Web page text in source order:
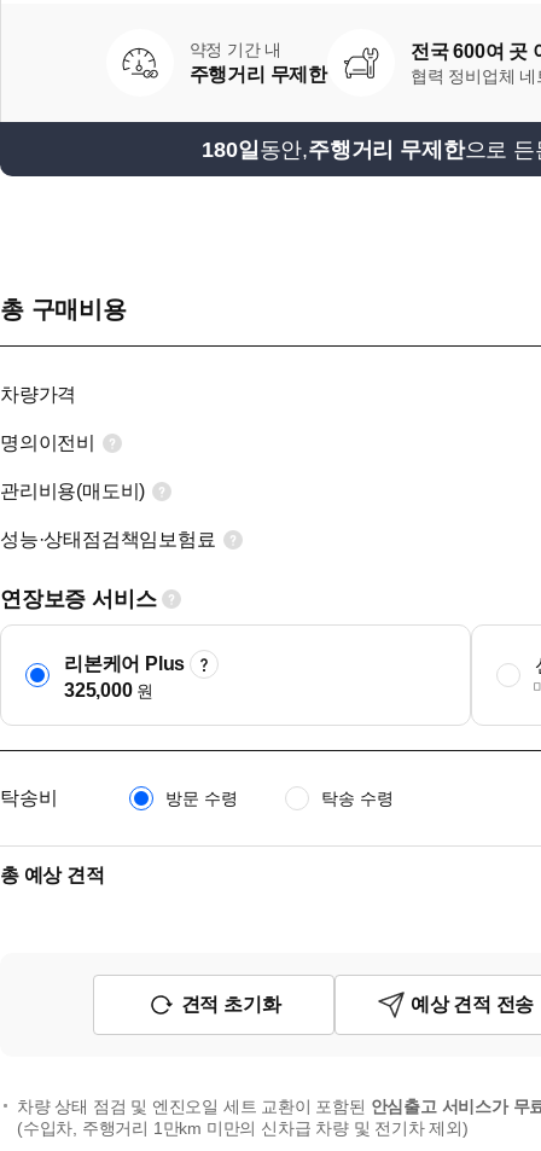
약정 기간 내
주행거리 무제한
전국 600여 곳
협력 정비업체 네
180일 동안,주행거리 무제한으로 든
총 구매비용
차량가격
명의이전비
관리비용(매도비)
성능·상태점검책임보험료
연장보증 서비스
리본케어 Plus
325,000원
탁송비 방문 수령 탁송 수령
총 예상 견적
견적 초기화 예상 견적 전송
차량 상태 점검 및 엔진오일 세트 교환이 포함된 안심출고 서비스가 무
(수입차, 주행거리 1만km 미만의 신차급 차량 및 전기차 제외)